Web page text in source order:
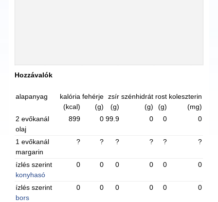
Hozzávalók
alapanyag
kalória
(kcal)
fehérje
(g)
zsír
(g)
szénhidrát
(g)
rost
(g)
koleszterin
(mg)
2 evőkanál
olaj
899 0 99.9 0 0 0
1 evőkanál
margarin
? ? ? ? ? ?
ízlés szerint
konyhasó
0 0 0 0 0 0
ízlés szerint
bors
0 0 0 0 0 0